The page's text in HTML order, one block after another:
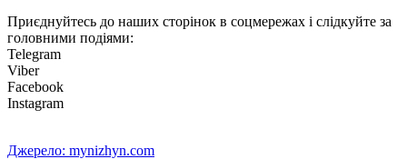
Приєднуйтесь до наших сторінок в соцмережах і слідкуйте за
головними подіями:
Telegram
Viber
Facebook
Instagram
Джерело: mynizhyn.com